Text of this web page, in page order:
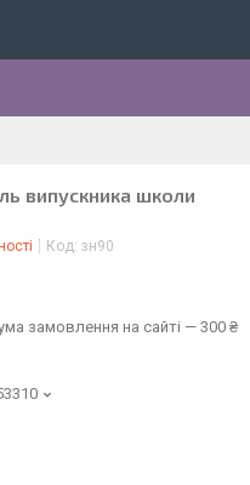
випускника школи
Код: зн90
замовлення на сайті — 300 ₴